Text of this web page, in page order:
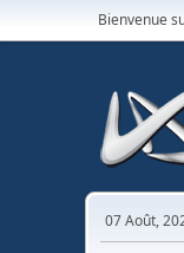
Bienvenue
07 Août,